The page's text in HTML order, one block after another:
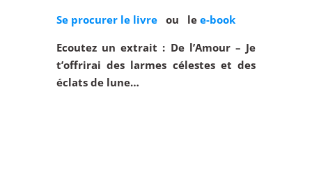
Se procurer le livreou le e-book
Ecoutez un extrait : De l’Amour – Je
t’offrirai des larmes célestes et des
éclats de lune…